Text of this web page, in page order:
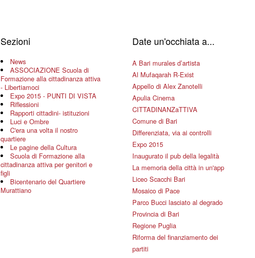
Sezioni
News
ASSOCIAZIONE Scuola di
Formazione alla cittadinanza attiva
- Libertiamoci
Expo 2015 - PUNTI DI VISTA
Riflessioni
Rapporti cittadini- istituzioni
Luci e Ombre
C'era una volta il nostro
quartiere
Le pagine della Cultura
Scuola di Formazione alla
cittadinanza attiva per genitori e
figli
Bicentenario del Quartiere
Murattiano
Date un'occhiata a...
A Bari murales d’artista
Al Mufaqarah R-Exist
Appello di Alex Zanotelli
Apulia Cinema
CITTADINANZaTTIVA
Comune di Bari
Differenziata, via ai controlli
Expo 2015
Inaugurato il pub della legalità
La memoria della città in un'app
Liceo Scacchi Bari
Mosaico di Pace
Parco Bucci lasciato al degrado
Provincia di Bari
Regione Puglia
Riforma del finanziamento dei
partiti